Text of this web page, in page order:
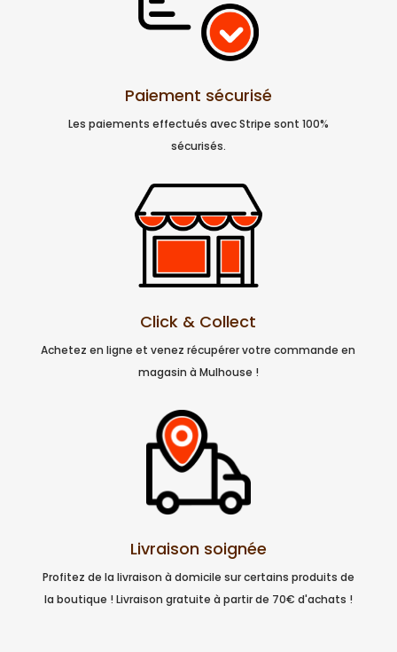
Paiement sécurisé
Les paiements effectués avec Stripe sont 100%
sécurisés.
Click & Collect
Achetez en ligne et venez récupérer votre commande en
magasin à Mulhouse !
Livraison soignée
Profitez de la livraison à domicile sur certains produits de
la boutique ! Livraison gratuite à partir de 70€ d'achats !